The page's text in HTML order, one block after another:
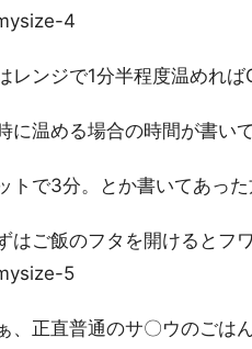
レンジで1分半程度温めれば
に温める場合の時間が書い
トで3分。とか書いてあった
はご飯のフタを開けるとフ
、正直普通のサ〇ウのごは